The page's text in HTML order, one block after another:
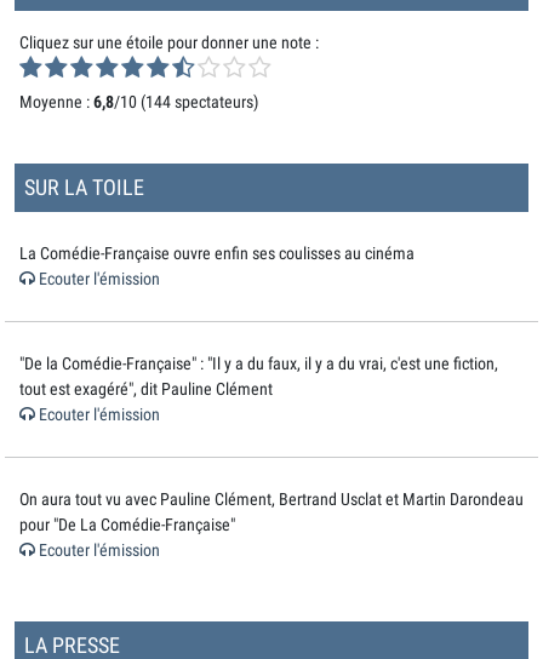
Cliquez sur une étoile pour donner une note :
Moyenne :6,8/10 (144 spectateurs)
SUR LA TOILE
La Comédie-Française ouvre enfin ses coulisses au cinéma
Ecouter l'émission
"De la Comédie-Française" : "Il y a du faux, il y a du vrai, c'est une fiction,
tout est exagéré", dit Pauline Clément
Ecouter l'émission
On aura tout vu avec Pauline Clément, Bertrand Usclat et Martin Darondeau
pour "De La Comédie-Française"
Ecouter l'émission
LA PRESSE